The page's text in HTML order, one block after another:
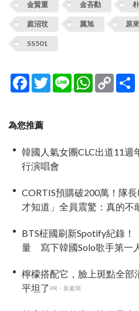
金賢重 金吝勸
庭沼玟 厲旭 原
SS501
Facebook
TwitterLine WhatsApp
Copy
Link
為您推薦
韓國人氣女團CLC出道11週年巡演 8月29
行演唱會
CORTIS預購破200萬！隊
才知道」全員震驚：真的不
BTS柾國刷新Spotify紀錄！
量 寫下韓國Solo歌手第一
檸檬搭配它，臉上斑點全部
平坦了 PR・新素簡